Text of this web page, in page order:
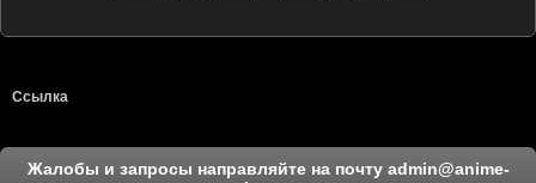
Ссылка
Жалобы и запросы направляйте на почту admin@anime-